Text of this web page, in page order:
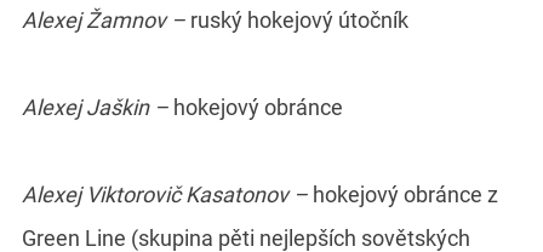
Alexej Žamnov – ruský hokejový útočník
Alexej Jaškin – hokejový obránce
Alexej Viktorovič Kasatonov – hokejový obránce z
Green Line (skupina pěti nejlepších sovětských